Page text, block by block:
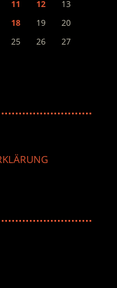
11 12
13
18 19
20
25 26
27